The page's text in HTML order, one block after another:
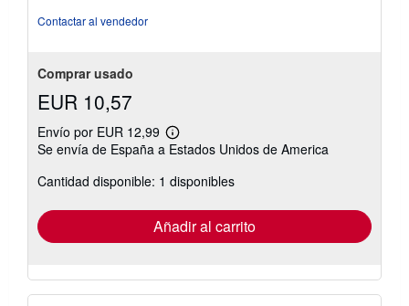
Contactar al vendedor
Comprar usado
EUR 10,57
Envío por EUR 12,99
Más
información
las
tarifas
envío
Se envía de España a Estados Unidos de America
Cantidad disponible: 1 disponibles
Añadir al carrito